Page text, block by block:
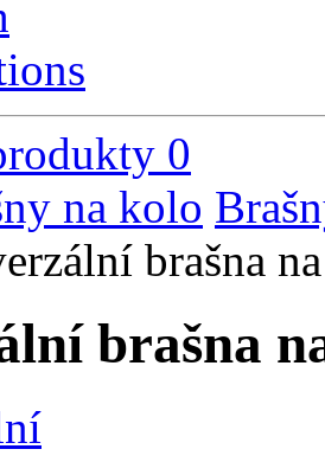
0
na kolo
brašna
brašna